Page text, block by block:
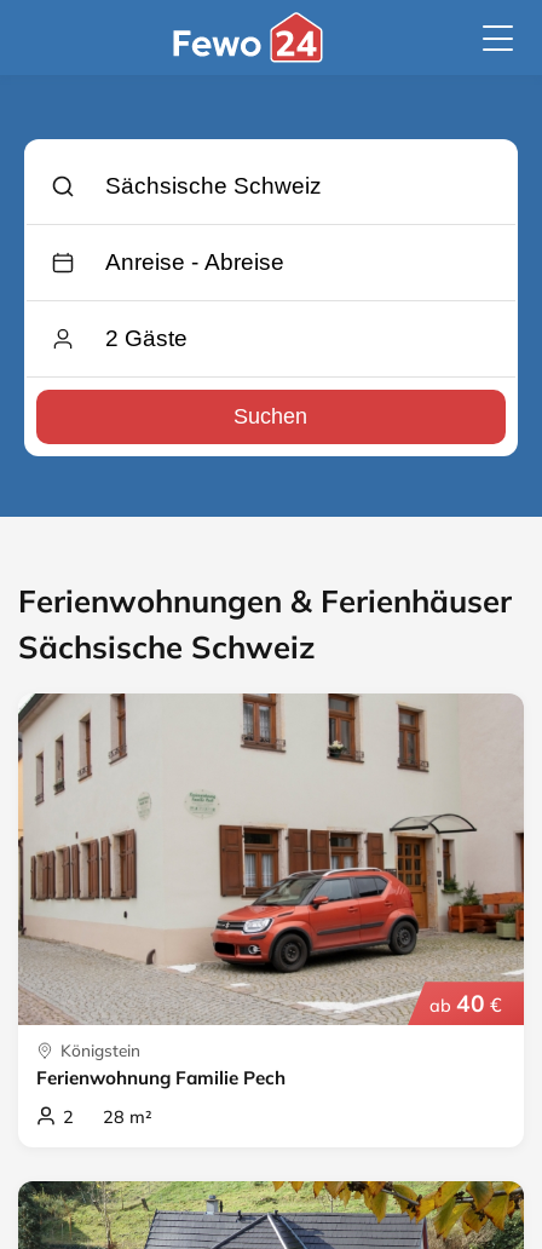
Suchen
Ferienwohnungen & Ferienhäuser
Sächsische Schweiz
ab 40 €
Königstein
Ferienwohnung Familie Pech
2 28 m²